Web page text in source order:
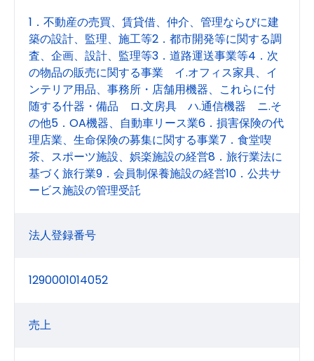
1．不動産の売買、賃貸借、仲介、管理ならびに建
築の設計、監理、施工等2．都市開発等に関する調
査、企画、設計、監理等3．道路運送事業等4．次
の物品の販売に関する事業 イ.オフィス家具、イ
ンテリア用品、事務所・店舗用機器、これらに付
随する什器・備品 ロ.文房具 ハ.通信機器 ニ.そ
の他5．OA機器、自動車リース業6．損害保険の代
理店業、生命保険の募集に関する事業7．食堂喫
茶、スポーツ施設、娯楽施設の経営8．旅行業法に
基づく旅行業9．会員制保養施設の経営10．公共サ
ービス施設の管理受託
法人登録番号
1290001014052
売上